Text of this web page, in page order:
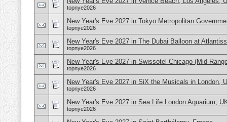
topnye2026
New Year's Eve 2027 in Tokyo Metropolitan
topnye2026
New Year's Eve 2027 in The Dubai Balloon at
topnye2026
New Year's Eve 2027 in Swissotel Chicago (Mid-
topnye2026
New Year's Eve 2027 in SiX the Musicals in London,
topnye2026
New Year's Eve 2027 in Sea Life London Aquarium,
topnye2026